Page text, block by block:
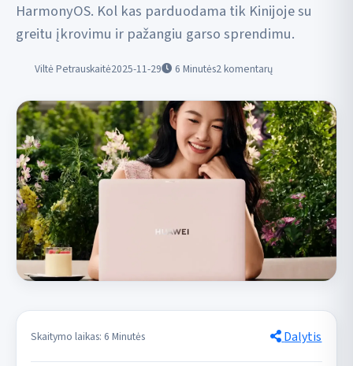
HarmonyOS. Kol kas parduodama tik Kinijoje su
greitu įkrovimu ir pažangiu garso sprendimu.
Viltė Petrauskaitė2025-11-29 6 Minutės2 komentarų
Skaitymo laikas: 6 Minutės Dalytis